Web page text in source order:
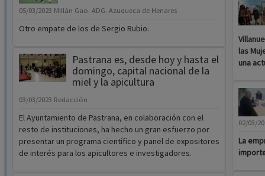
05/03/2023 Millán Gao. ADG. Azuqueca de Henares
Otro empate de los de Sergio Rubio.
Pastrana es, desde hoy y hasta el
domingo, capital nacional de la
miel y la apicultura
03/03/2023 Redacción
El Ayuntamiento de Pastrana, en colaboración con el
resto de instituciones, ha hecho un gran esfuerzo por
presentar un programa científico y panel de expositores
de interés para los apicultores e investigadores.
las
una
02/03/
La